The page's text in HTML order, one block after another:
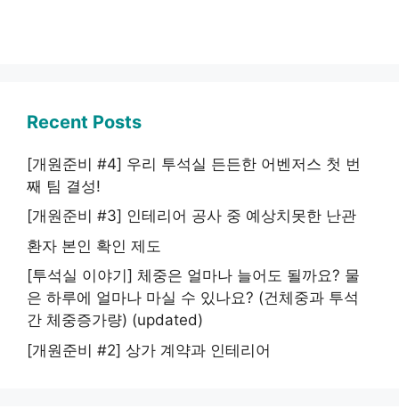
Recent Posts
[개원준비 #4] 우리 투석실 든든한 어벤저스 첫 번
째 팀 결성!
[개원준비 #3] 인테리어 공사 중 예상치못한 난관
환자 본인 확인 제도
[투석실 이야기] 체중은 얼마나 늘어도 될까요? 물
은 하루에 얼마나 마실 수 있나요? (건체중과 투석
간 체중증가량) (updated)
[개원준비 #2] 상가 계약과 인테리어